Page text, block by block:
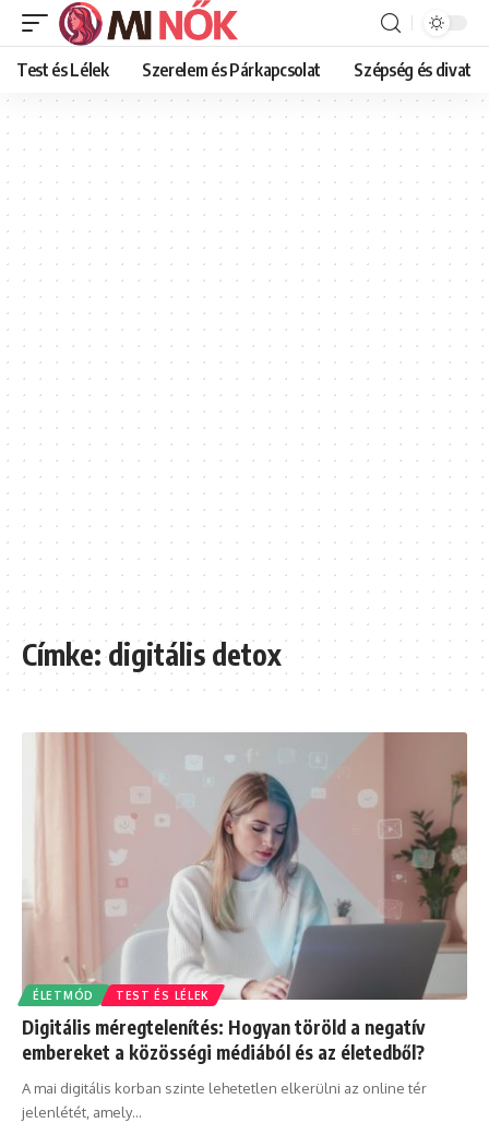
Test és Lélek Szerelem és Párkapcsolat Szépség és divat
Címke:digitális detox
ÉLETMÓD TEST ÉS LÉLEK
Digitális méregtelenítés: Hogyan töröld a negatív
embereket a közösségi médiából és az életedből?
A mai digitális korban szinte lehetetlen elkerülni az online tér
jelenlétét, amely…